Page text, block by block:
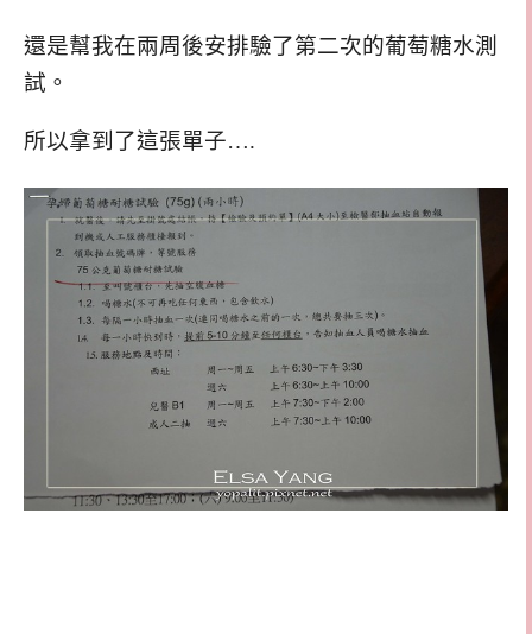
還是幫我在兩周後安排驗了第二次的葡萄糖水測
試。
所以拿到了這張單子….